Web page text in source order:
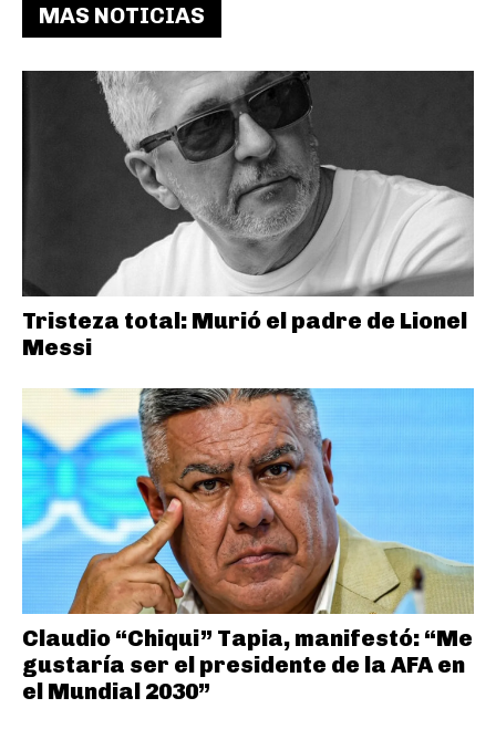
MAS NOTICIAS
Tristeza total: Murió el padre de Lionel
Messi
Claudio “Chiqui” Tapia, manifestó: “Me
gustaría ser el presidente de la AFA en
el Mundial 2030”